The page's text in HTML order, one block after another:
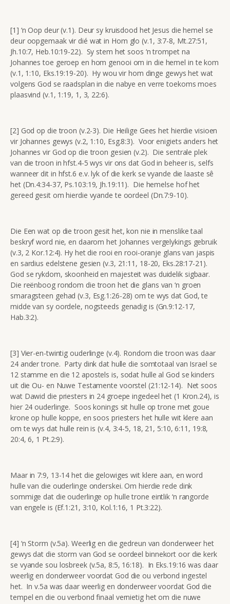
[1] ‘n Oop deur (v.1). Deur sy kruisdood het Jesus die hemel se
deur oopgemaak vir dié wat in Hom glo (v.1, 3:7-8, Mt.27:51,
Jh.10:7, Heb.10:19-22). Sy stem het soos ‘n trompet na
Johannes toe geroep en hom genooi om in die hemel in te kom
(v.1, 1:10, Eks.19:19-20). Hy wou vir hom dinge gewys het wat
volgens God se raadsplan in die nabye en verre toekoms moes
plaasvind (v.1, 1:19, 1, 3, 22:6).
[2] God op die troon (v.2-3). Die Heilige Gees het hierdie visioen
vir Johannes gewys (v.2, 1:10, Esg.8:3). Voor enigiets anders het
Johannes vir God op die troon gesien (v.2). Die sentrale plek
van die troon in hfst.4-5 wys vir ons dat God in beheer is, selfs
wanneer dit in hfst.6 e.v. lyk of die kerk se vyande die laaste sê
het (Dn.4:34-37, Ps.103:19, Jh.19:11). Die hemelse hof het
gereed gesit om hierdie vyande te oordeel (Dn.7:9-10).
Die Een wat op die troon gesit het, kon nie in menslike taal
beskryf word nie, en daarom het Johannes vergelykings gebruik
(v.3, 2 Kor.12:4). Hy het die rooi en rooi-oranje glans van jaspis
en sardius edelstene gesien (v.3, 21:11, 18-20, Eks.28:17-21).
God se rykdom, skoonheid en majesteit was duidelik sigbaar.
Die reënboog rondom die troon het die glans van ‘n groen
smaragsteen gehad (v.3, Esg.1:26-28) om te wys dat God, te
midde van sy oordele, nogsteeds genadig is (Gn.9:12-17,
Hab.3:2).
[3] Vier-en-twintig ouderlinge (v.4). Rondom die troon was daar
24 ander trone. Party dink dat hulle die somtotaal van Israel se
12 stamme en die 12 apostels is, sodat hulle al God se kinders
uit die Ou- en Nuwe Testamente voorstel (21:12-14). Net soos
wat Dawid die priesters in 24 groepe ingedeel het (1 Kron.24), is
hier 24 ouderlinge. Soos konings sit hulle op trone met goue
krone op hulle koppe, en soos priesters het hulle wit klere aan
om te wys dat hulle rein is (v.4, 3:4-5, 18, 21, 5:10, 6:11, 19:8,
20:4, 6, 1 Pt.2:9).
Maar in 7:9, 13-14 het die gelowiges wit klere aan, en word
hulle van die ouderlinge onderskei. Om hierdie rede dink
sommige dat die ouderlinge op hulle trone eintlik ‘n rangorde
van engele is (Ef.1:21, 3:10, Kol.1:16, 1 Pt.3:22).
[4] ‘n Storm (v.5a). Weerlig en die gedreun van donderweer het
gewys dat die storm van God se oordeel binnekort oor die kerk
se vyande sou losbreek (v.5a, 8:5, 16:18). In Eks.19:16 was daar
weerlig en donderweer voordat God die ou verbond ingestel
het. In v.5a was daar weerlig en donderweer voordat God die
tempel en die ou verbond finaal vernietig het om die nuwe